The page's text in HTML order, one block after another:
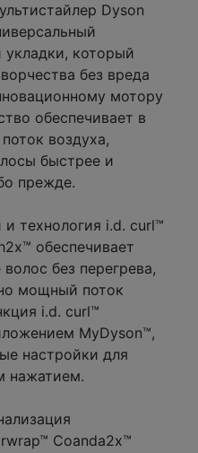
Dyson
который
без вреда
мотору
обеспечивает в
воздуха,
быстрее и
прежде.
технология i.d. curl™
обеспечивает
без перегрева,
мощный поток
i.d. curl™
MyDyson™,
настройки для
нажатием.
Coanda2x™